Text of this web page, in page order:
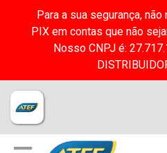
Para a sua segurança,
PIX em contas que não
Nosso CNPJ é: